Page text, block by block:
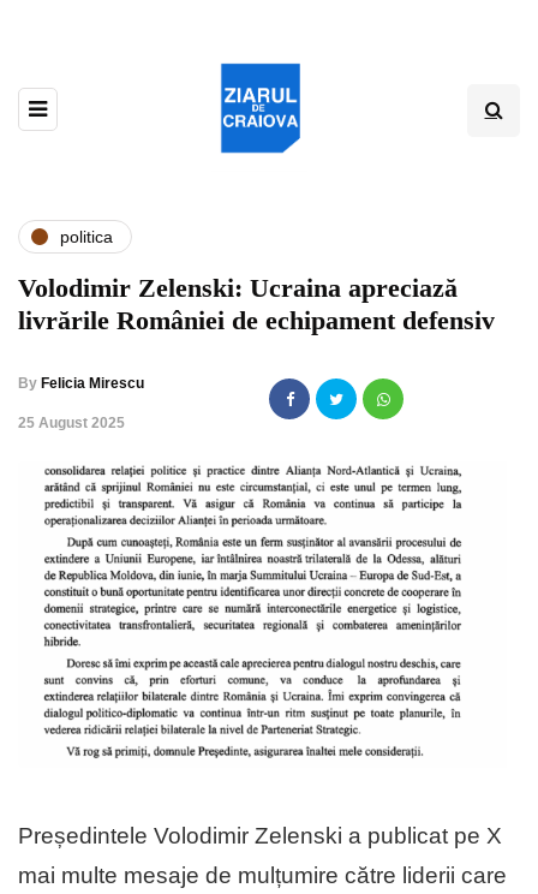
politica
Volodimir Zelenski: Ucraina apreciază
livrările României de echipament defensiv
By Felicia Mirescu
,25 August 2025
Președintele Volodimir Zelenski a publicat pe X
mai multe mesaje de mulțumire către liderii care